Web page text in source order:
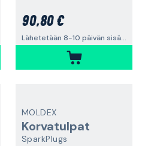
90,80 €
Lähetetään 8-10 päivän sisällä
MOLDEX
Korvatulpat
SparkPlugs